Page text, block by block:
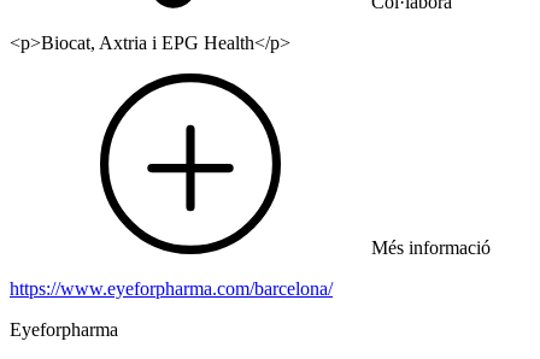
<p>Biocat, Axtria i EPG Health</p>
Més informació
https://www.eyeforpharma.com/barcelona/
Eyeforpharma